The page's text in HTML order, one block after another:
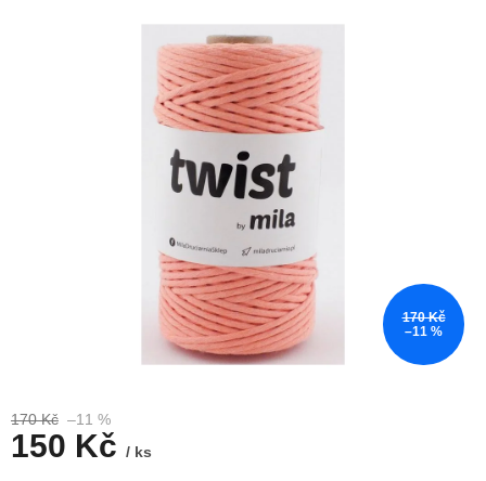
170 Kč
–11 %
170 Kč –11 %
150 Kč / ks